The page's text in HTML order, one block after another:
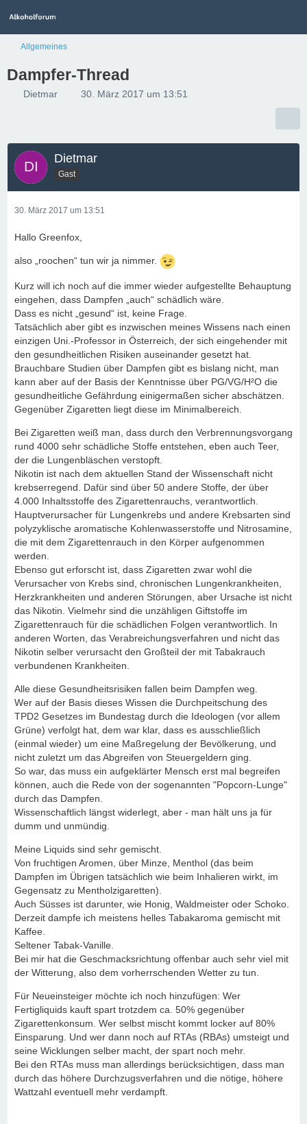
Allgemeines
Dampfer-Thread
Dietmar 30. März 2017 um 13:51
Dietmar
Gast
30. März 2017 um 13:51
Hallo Greenfox,
also „roochen“ tun wir ja nimmer.
Kurz will ich noch auf die immer wieder aufgestellte Behauptung
eingehen, dass Dampfen „auch“ schädlich wäre.
Dass es nicht „gesund“ ist, keine Frage.
Tatsächlich aber gibt es inzwischen meines Wissens nach einen
einzigen Uni.-Professor in Österreich, der sich eingehender mit
den gesundheitlichen Risiken auseinander gesetzt hat.
Brauchbare Studien über Dampfen gibt es bislang nicht, man
kann aber auf der Basis der Kenntnisse über PG/VG/H²O die
gesundheitliche Gefährdung einigermaßen sicher abschätzen.
Gegenüber Zigaretten liegt diese im Minimalbereich.
Bei Zigaretten weiß man, dass durch den Verbrennungsvorgang
rund 4000 sehr schädliche Stoffe entstehen, eben auch Teer,
der die Lungenbläschen verstopft.
Nikotin ist nach dem aktuellen Stand der Wissenschaft nicht
krebserregend. Dafür sind über 50 andere Stoffe, der über
4.000 Inhaltsstoffe des Zigarettenrauchs, verantwortlich.
Hauptverursacher für Lungenkrebs und andere Krebsarten sind
polyzyklische aromatische Kohlenwasserstoffe und Nitrosamine,
die mit dem Zigarettenrauch in den Körper aufgenommen
werden.
Ebenso gut erforscht ist, dass Zigaretten zwar wohl die
Verursacher von Krebs sind, chronischen Lungenkrankheiten,
Herzkrankheiten und anderen Störungen, aber Ursache ist nicht
das Nikotin. Vielmehr sind die unzähligen Giftstoffe im
Zigarettenrauch für die schädlichen Folgen verantwortlich. In
anderen Worten, das Verabreichungsverfahren und nicht das
Nikotin selber verursacht den Großteil der mit Tabakrauch
verbundenen Krankheiten.
Alle diese Gesundheitsrisiken fallen beim Dampfen weg.
Wer auf der Basis dieses Wissen die Durchpeitschung des
TPD2 Gesetzes im Bundestag durch die Ideologen (vor allem
Grüne) verfolgt hat, dem war klar, dass es ausschließlich
(einmal wieder) um eine Maßregelung der Bevölkerung, und
nicht zuletzt um das Abgreifen von Steuergeldern ging.
So war, das muss ein aufgeklärter Mensch erst mal begreifen
können, auch die Rede von der sogenannten "Popcorn-Lunge"
durch das Dampfen.
Wissenschaftlich längst widerlegt, aber - man hält uns ja für
dumm und unmündig.
Meine Liquids sind sehr gemischt.
Von fruchtigen Aromen, über Minze, Menthol (das beim
Dampfen im Übrigen tatsächlich wie beim Inhalieren wirkt, im
Gegensatz zu Mentholzigaretten).
Auch Süsses ist darunter, wie Honig, Waldmeister oder Schoko.
Derzeit dampfe ich meistens helles Tabakaroma gemischt mit
Kaffee.
Seltener Tabak-Vanille.
Bei mir hat die Geschmacksrichtung offenbar auch sehr viel mit
der Witterung, also dem vorherrschenden Wetter zu tun.
Für Neueinsteiger möchte ich noch hinzufügen: Wer
Fertigliquids kauft spart trotzdem ca. 50% gegenüber
Zigarettenkonsum. Wer selbst mischt kommt locker auf 80%
Einsparung. Und wer dann noch auf RTAs (RBAs) umsteigt und
seine Wicklungen selber macht, der spart noch mehr.
Bei den RTAs muss man allerdings berücksichtigen, dass man
durch das höhere Durchzugsverfahren und die nötige, höhere
Wattzahl eventuell mehr verdampft.